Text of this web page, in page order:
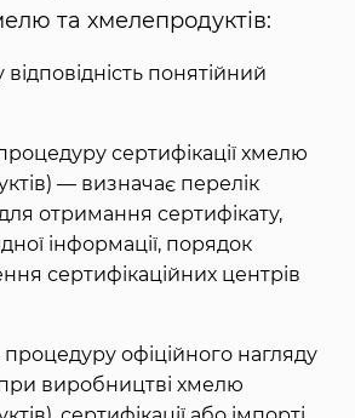
та хмелепродуктів:
понятійний
сертифікації хмелю
— визначає перелік
отримання сертифікату,
інформації, порядок
сертифікаційних центрів
офіційного нагляду
виробництві хмелю